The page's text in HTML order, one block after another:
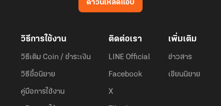
ดาวน์โหลดแอป
วิธีการใช้งาน
วิธีเติม Coin / ชำระเงิน
วิธีซื้อนิยาย
คู่มือการใช้งาน
ติดต่อเรา
LINE Official
Facebook
X
เพิ่มเติม
ข่าวสาร
เขียนนิยาย